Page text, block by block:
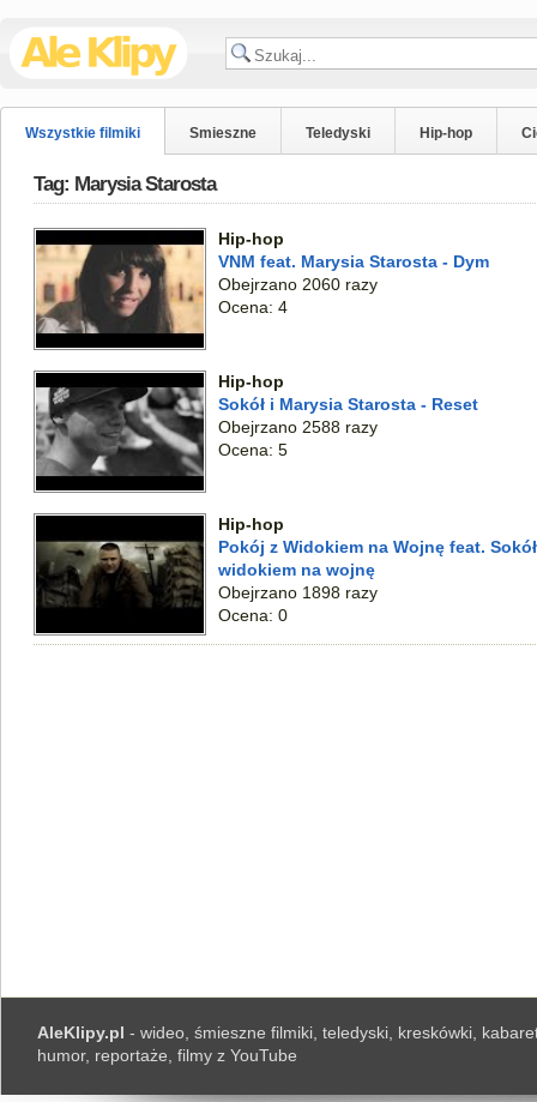
Wszystkie filmiki Smieszne Teledyski Hip-hop
Tag: Marysia Starosta
Hip-hop
VNM feat. Marysia Starosta - Dym
Obejrzano 2060 razy
Ocena: 4
Hip-hop
Sokół i Marysia Starosta - Reset
Obejrzano 2588 razy
Ocena: 5
Hip-hop
Pokój z Widokiem na Wojnę feat.
widokiem na wojnę
Obejrzano 1898 razy
Ocena: 0
AleKlipy.pl - wideo, śmieszne filmiki, teledyski, kreskówki,
humor, reportaże, filmy z YouTube